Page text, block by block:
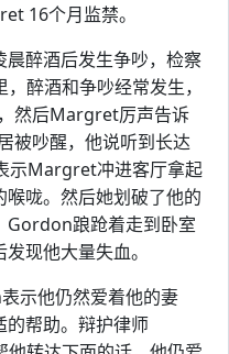
16个月监禁。
醉酒后发生争吵，检察
醉酒和争吵经常发生，
然后Margret厉声告诉
被吵醒，他说听到长达
示Margret冲进客厅拿起
咙。然后她划破了他的
Gordon踉跄着走到卧室
现他大量失血。
示他仍然爱着他的妻
的帮助。辩护律师